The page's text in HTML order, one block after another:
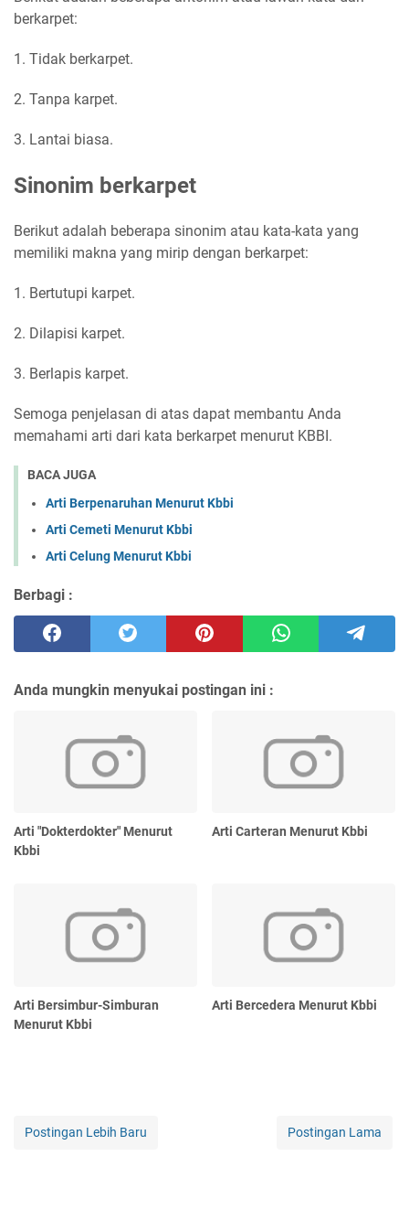
berkarpet:
1. Tidak berkarpet.
2. Tanpa karpet.
3. Lantai biasa.
Sinonim berkarpet
Berikut adalah beberapa sinonim atau kata-kata yang
memiliki makna yang mirip dengan berkarpet:
1. Bertutupi karpet.
2. Dilapisi karpet.
3. Berlapis karpet.
Semoga penjelasan di atas dapat membantu Anda
memahami arti dari kata berkarpet menurut KBBI.
BACA JUGA
Arti Berpenaruhan Menurut Kbbi
Arti Cemeti Menurut Kbbi
Arti Celung Menurut Kbbi
Berbagi :
Anda mungkin menyukai postingan ini :
Arti "Dokterdokter" Menurut
Kbbi
Arti Carteran Menurut Kbbi
Arti Bersimbur-Simburan
Menurut Kbbi
Arti Bercedera Menurut Kbbi
Postingan Lebih Baru Postingan Lama